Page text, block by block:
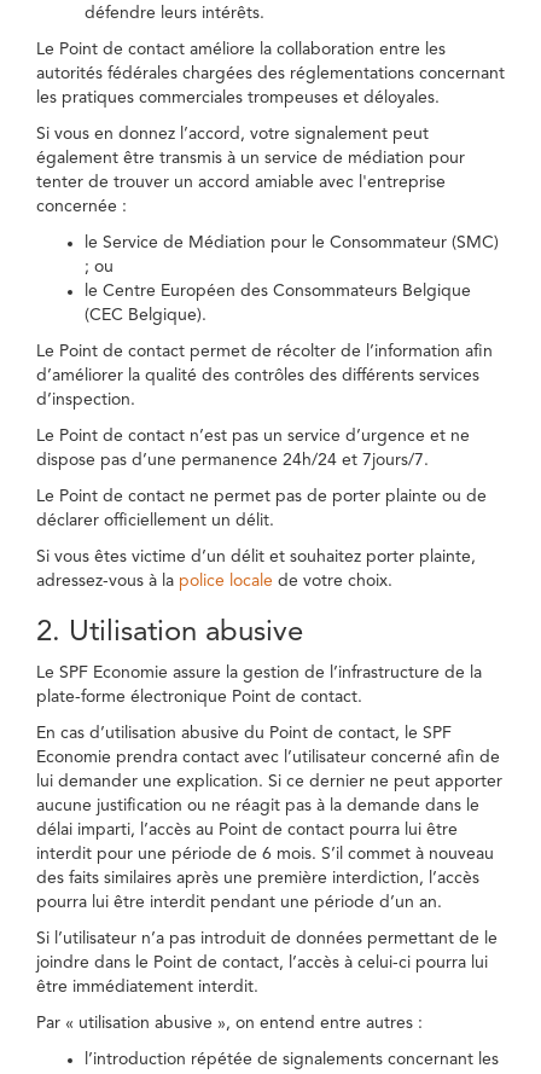
défendre leurs intérêts.
Le Point de contact améliore la collaboration entre les
autorités fédérales chargées des réglementations concernant
les pratiques commerciales trompeuses et déloyales.
Si vous en donnez l’accord, votre signalement peut
également être transmis à un service de médiation pour
tenter de trouver un accord amiable avec l'entreprise
concernée :
le Service de Médiation pour le Consommateur (SMC)
; ou
le Centre Européen des Consommateurs Belgique
(CEC Belgique).
Le Point de contact permet de récolter de l’information afin
d’améliorer la qualité des contrôles des différents services
d’inspection.
Le Point de contact n’est pas un service d’urgence et ne
dispose pas d’une permanence 24h/24 et 7jours/7.
Le Point de contact ne permet pas de porter plainte ou de
déclarer officiellement un délit.
Si vous êtes victime d’un délit et souhaitez porter plainte,
adressez-vous à la police locale de votre choix.
2. Utilisation abusive
Le SPF Economie assure la gestion de l’infrastructure de la
plate-forme électronique Point de contact.
En cas d’utilisation abusive du Point de contact, le SPF
Economie prendra contact avec l’utilisateur concerné afin de
lui demander une explication. Si ce dernier ne peut apporter
aucune justification ou ne réagit pas à la demande dans le
délai imparti, l’accès au Point de contact pourra lui être
interdit pour une période de 6 mois. S’il commet à nouveau
des faits similaires après une première interdiction, l’accès
pourra lui être interdit pendant une période d’un an.
Si l’utilisateur n’a pas introduit de données permettant de le
joindre dans le Point de contact, l’accès à celui-ci pourra lui
être immédiatement interdit.
Par « utilisation abusive », on entend entre autres :
l’introduction répétée de signalements concernant les